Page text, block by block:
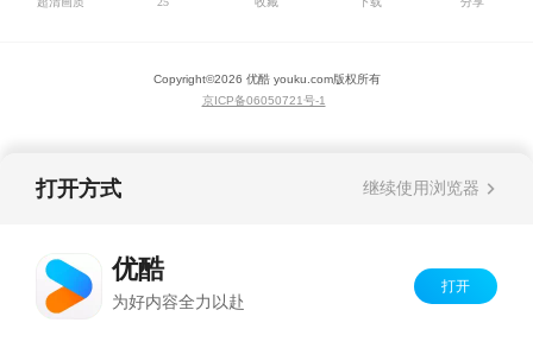
想改地偷天，金箍棒下化青烟。52集动画片《西
途历尽千辛万苦，斗妖除魔，披荆斩棘，经历九
九八十一难取回真经，师徒四人修成正果的过
Copyright©2026 优酷 youku.com版权所有
京ICP备06050721号-1
打开方式 继续使用浏览器
优酷
为好内容全力以赴
打开